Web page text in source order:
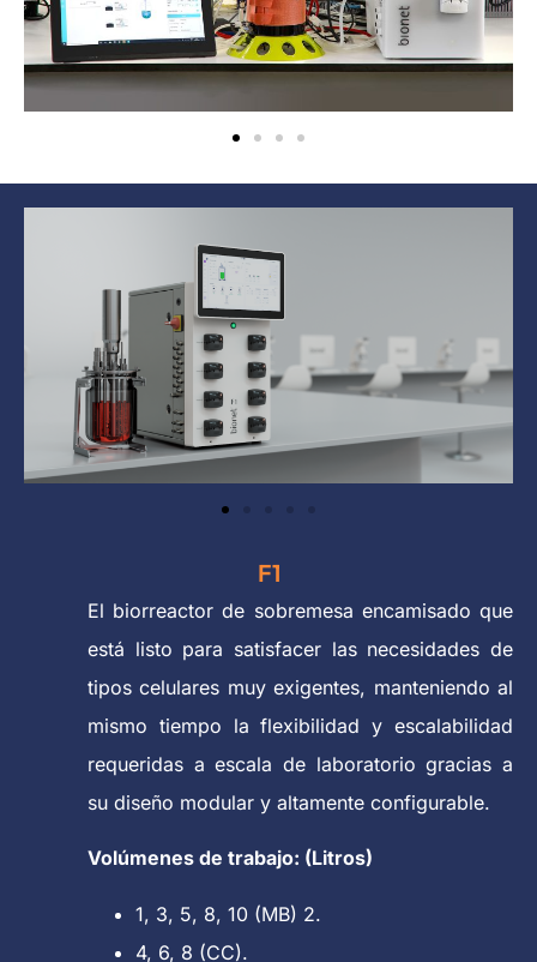
F1
El biorreactor de sobremesa encamisado que
está listo para satisfacer las necesidades de
tipos celulares muy exigentes, manteniendo al
mismo tiempo la flexibilidad y escalabilidad
requeridas a escala de laboratorio gracias a
su diseño modular y altamente configurable.
Volúmenes de trabajo: (Litros)
1, 3, 5, 8, 10 (MB) 2.
4, 6, 8 (CC).